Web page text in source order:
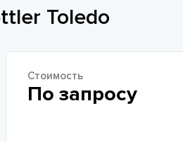
Toledo
Стоимость
По запросу